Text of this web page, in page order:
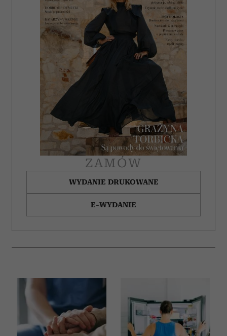
i reklam, aby oferować funkcje społecznościowe i
analizować ruch w naszej witrynie. Informacje o tym, jak
korzystasz z naszej witryny, udostępniamy partnerom
społecznościowym, reklamowym i analitycznym.
Partnerzy mogą połączyć te informacje z innymi danymi
otrzymanymi od Ciebie lub uzyskanymi podczas
korzystania z ich usług.
ZAMÓW
WYDANIE DRUKOWANE
E-WYDANIE